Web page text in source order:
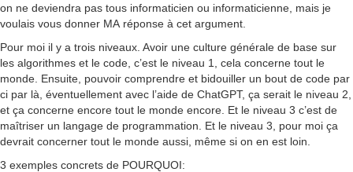
on ne deviendra pas tous informaticien ou informaticienne, mais je
voulais vous donner MA réponse à cet argument.
Pour moi il y a trois niveaux. Avoir une culture générale de base sur
les algorithmes et le code, c’est le niveau 1, cela concerne tout le
monde. Ensuite, pouvoir comprendre et bidouiller un bout de code par
ci par là, éventuellement avec l’aide de ChatGPT, ça serait le niveau 2,
et ça concerne encore tout le monde encore. Et le niveau 3 c’est de
maîtriser un langage de programmation. Et le niveau 3, pour moi ça
devrait concerner tout le monde aussi, même si on en est loin.
3 exemples concrets de POURQUOI: